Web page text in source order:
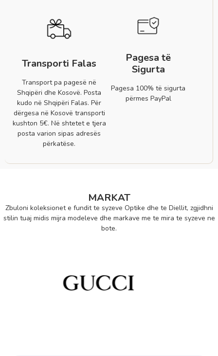
Transporti Falas
Transport pa pagesë në
Shqipëri dhe Kosovë. Posta
kudo në Shqipëri Falas. Për
dërgesa në Kosovë transporti
kushton 5€. Në shtetet e tjera
posta varion sipas adresës
përkatëse.
Pagesa të
Sigurta
Pagesa 100% të sigurta
përmes PayPal
MARKAT
Zbuloni koleksionet e fundit te syzeve Optike dhe te Diellit, zgjidhni
stilin tuaj midis mijra modeleve dhe markave me te mira te syzeve ne
bote.